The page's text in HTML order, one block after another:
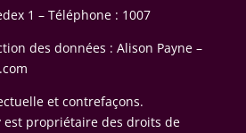
1 – Téléphone : 1007
des données : Alison Payne –
et contrefaçons.
est propriétaire des droits de